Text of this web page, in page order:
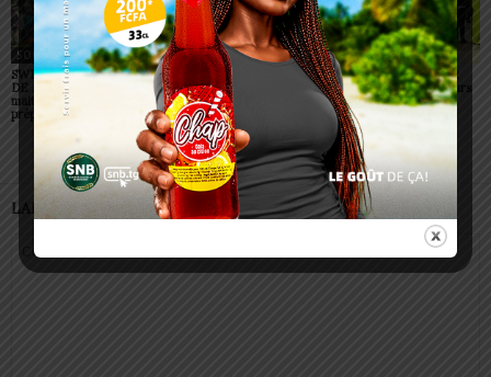
SOCIÉTÉ
SWEDD+ Togo / ECOLE
DE LA CHANCE : les
maitres-artisans se
préparent à transmettre
SOCIÉTÉ
Glory Night 2026: Sonnie
Badu fait chanter des
milliers de personnes à
Lomé
SOCIÉTÉ
Vogan : AGRI-ESPOIR
récompense les meilleurs
talents
LAISSER UN COMMENTAIRE